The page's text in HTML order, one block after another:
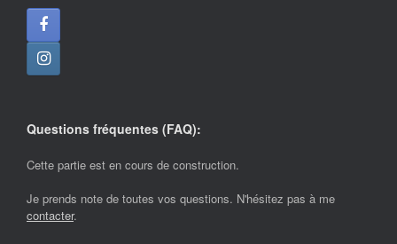
Questions fréquentes (FAQ):
Cette partie est en cours de construction.
Je prends note de toutes vos questions. N'hésitez pas à me
contacter.